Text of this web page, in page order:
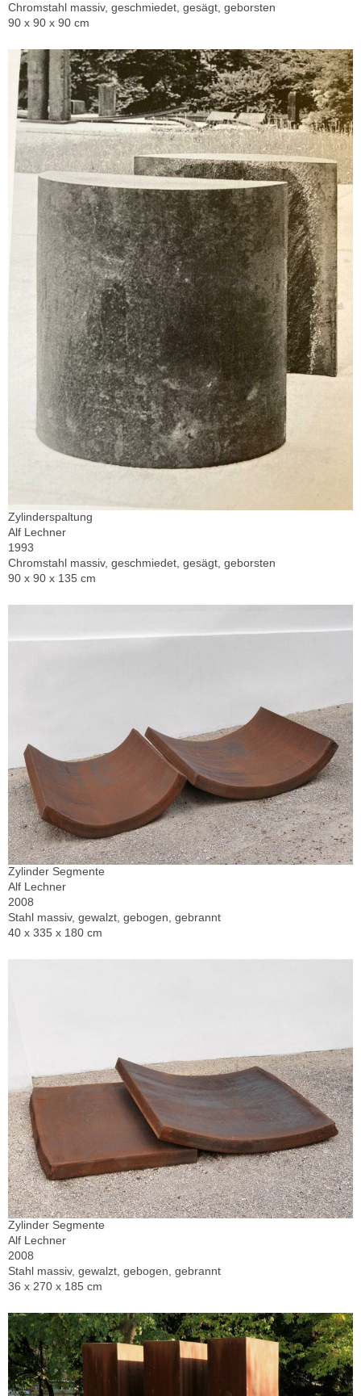
Chromstahl massiv, geschmiedet, gesägt, geborsten
90 x 90 x 90 cm
Zylinderspaltung
Alf Lechner
1993
Chromstahl massiv, geschmiedet, gesägt, geborsten
90 x 90 x 135 cm
Zylinder Segmente
Alf Lechner
2008
Stahl massiv, gewalzt, gebogen, gebrannt
40 x 335 x 180 cm
Zylinder Segmente
Alf Lechner
2008
Stahl massiv, gewalzt, gebogen, gebrannt
36 x 270 x 185 cm